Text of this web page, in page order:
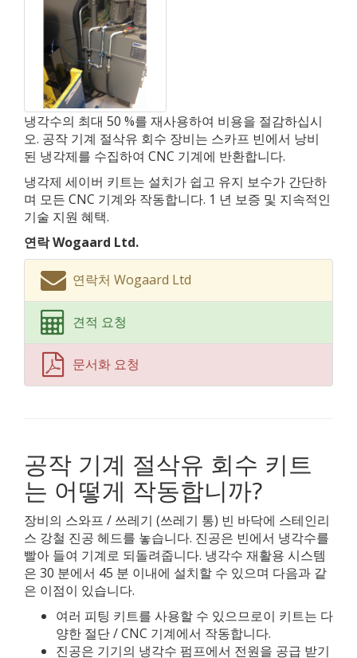
냉각수의 최대 50 %를 재사용하여 비용을 절감하십시
오. 공작 기계 절삭유 회수 장비는 스카프 빈에서 낭비
된 냉각제를 수집하여 CNC 기계에 반환합니다.
냉각제 세이버 키트는 설치가 쉽고 유지 보수가 간단하
며 모든 CNC 기계와 작동합니다. 1 년 보증 및 지속적인
기술 지원 혜택.
연락 Wogaard Ltd.
연락처 Wogaard Ltd
견적 요청
문서화 요청
공작 기계 절삭유 회수 키트
는 어떻게 작동합니까?
장비의 스와프 / 쓰레기 (쓰레기 통) 빈 바닥에 스테인리
스 강철 진공 헤드를 놓습니다. 진공은 빈에서 냉각수를
빨아 들여 기계로 되돌려줍니다. 냉각수 재활용 시스템
은 30 분에서 45 분 이내에 설치할 수 있으며 다음과 같
은 이점이 있습니다.
여러 피팅 키트를 사용할 수 있으므로이 키트는 다
양한 절단 / CNC 기계에서 작동합니다.
진공은 기기의 냉각수 펌프에서 전원을 공급 받기